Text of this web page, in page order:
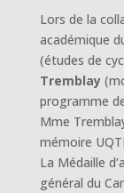
Lors de la
académique
(études de
Tremblay
programme
Mme
mémoire
La Médaille
général du